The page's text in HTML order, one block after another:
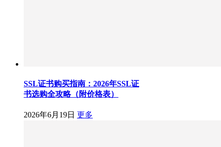
SSL证书购买指南：2026年SSL证
书选购全攻略（附价格表）
2026年6月19日 更多